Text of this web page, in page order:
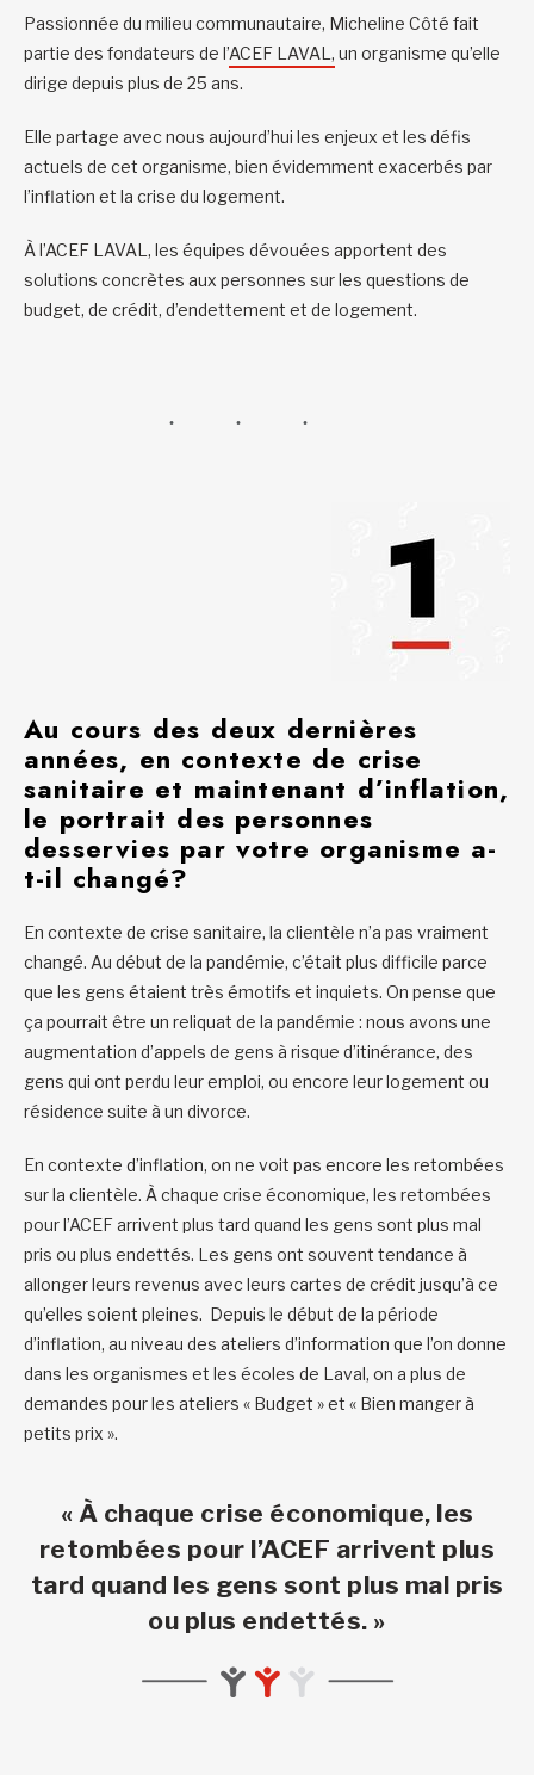
Passionnée du milieu communautaire, Micheline Côté fait
partie des fondateurs de l’ACEF LAVAL, un organisme qu’elle
dirige depuis plus de 25 ans.
Elle partage avec nous aujourd’hui les enjeux et les défis
actuels de cet organisme, bien évidemment exacerbés par
l’inflation et la crise du logement.
À l’ACEF LAVAL, les équipes dévouées apportent des
solutions concrètes aux personnes sur les questions de
budget, de crédit, d’endettement et de logement.
Au cours des deux dernières
années, en contexte de crise
sanitaire et maintenant d’inflation,
le portrait des personnes
desservies par votre organisme a-
t-il changé?
En contexte de crise sanitaire, la clientèle n’a pas vraiment
changé. Au début de la pandémie, c’était plus difficile parce
que les gens étaient très émotifs et inquiets. On pense que
ça pourrait être un reliquat de la pandémie : nous avons une
augmentation d’appels de gens à risque d’itinérance, des
gens qui ont perdu leur emploi, ou encore leur logement ou
résidence suite à un divorce.
En contexte d’inflation, on ne voit pas encore les retombées
sur la clientèle. À chaque crise économique, les retombées
pour l’ACEF arrivent plus tard quand les gens sont plus mal
pris ou plus endettés. Les gens ont souvent tendance à
allonger leurs revenus avec leurs cartes de crédit jusqu’à ce
qu’elles soient pleines. Depuis le début de la période
d’inflation, au niveau des ateliers d’information que l’on donne
dans les organismes et les écoles de Laval, on a plus de
demandes pour les ateliers « Budget » et « Bien manger à
petits prix ».
« À chaque crise économique, les
retombées pour l’ACEF arrivent plus
tard quand les gens sont plus mal pris
ou plus endettés. »